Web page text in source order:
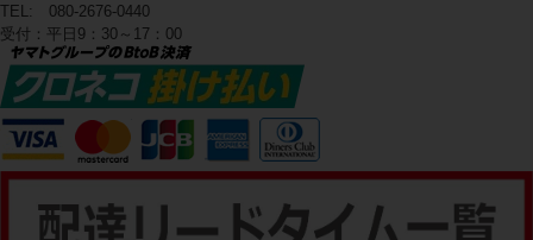
TEL: 080-2676-0440
受付：平日9：30～17：00